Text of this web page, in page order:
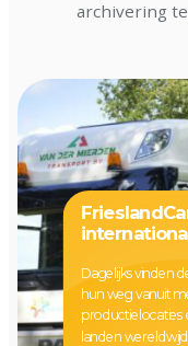
archivering
Dagelijks vinden
hun weg vanuit
productielocaties
landen